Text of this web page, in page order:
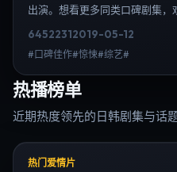
出演。想看更多同类口碑剧集，
检索日韩电视剧、韩剧全集、日
64522312019-05-12
#口碑佳作#惊悚#综艺#
热播榜单
近期热度领先的日韩剧集与话
热门爱情片